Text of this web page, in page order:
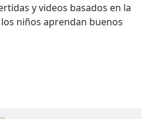
y videos basados en la
niños aprendan buenos